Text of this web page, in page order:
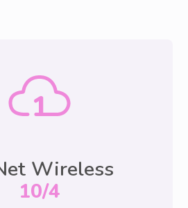
Wireless
10/4